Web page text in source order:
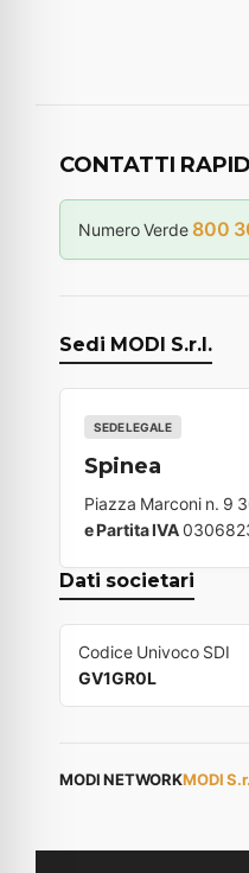
CONTATTI
Numero Verde 800
Sedi MODI S.r.l.
SEDE LEGALE
Spinea
Piazza Marconi n. 9
e Partita IVA
Dati societari
Codice Univoco SDI
GV1GR0L
MODI NETWORKMODI